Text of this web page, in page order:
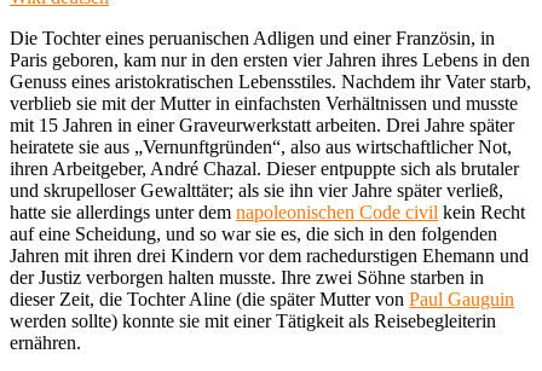
Die Tochter eines peruanischen Adligen und einer Französin, in
Paris geboren, kam nur in den ersten vier Jahren ihres Lebens in den
Genuss eines aristokratischen Lebensstiles. Nachdem ihr Vater starb,
verblieb sie mit der Mutter in einfachsten Verhältnissen und musste
mit 15 Jahren in einer Graveurwerkstatt arbeiten. Drei Jahre später
heiratete sie aus „Vernunftgründen“, also aus wirtschaftlicher Not,
ihren Arbeitgeber, André Chazal. Dieser entpuppte sich als brutaler
und skrupelloser Gewalttäter; als sie ihn vier Jahre später verließ,
hatte sie allerdings unter dem napoleonischen Code civil kein Recht
auf eine Scheidung, und so war sie es, die sich in den folgenden
Jahren mit ihren drei Kindern vor dem rachedurstigen Ehemann und
der Justiz verborgen halten musste. Ihre zwei Söhne starben in
dieser Zeit, die Tochter Aline (die später Mutter von Paul Gauguin
werden sollte) konnte sie mit einer Tätigkeit als Reisebegleiterin
ernähren.